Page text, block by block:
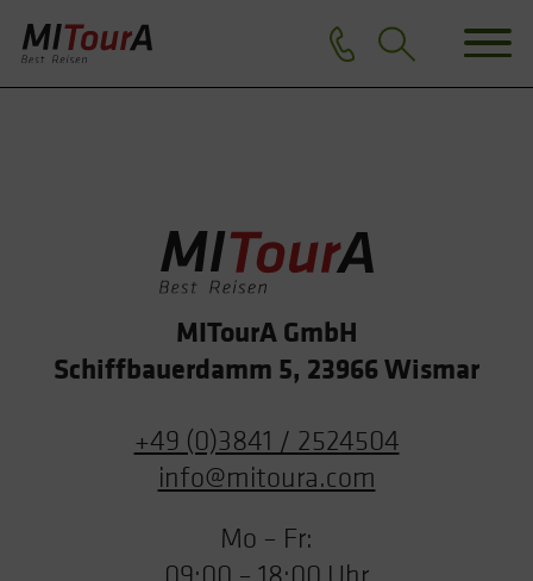
MITourA GmbH
Schiffbauerdamm 5, 23966 Wismar
+49 (0)3841 / 2524504
info@mitoura.com
Mo – Fr: